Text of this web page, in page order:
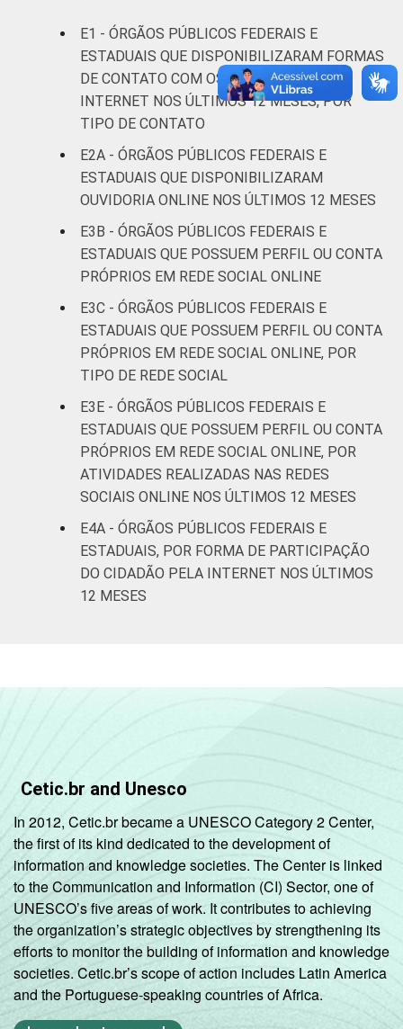
Sociedade da Informação (Cetic.br),
Pesquisa sobre o uso das tecnologias de
informação e comunicação no setor público
brasileiro – TIC Governo Eletrônico 2021.
E1 - ÓRGÃOS PÚBLICOS FEDERAIS E
ESTADUAIS QUE DISPONIBILIZARAM FORMAS
DE CONTATO COM OS CIDADÃOS PELA
INTERNET NOS ÚLTIMOS 12 MESES, POR
TIPO DE CONTATO
E2A - ÓRGÃOS PÚBLICOS FEDERAIS E
ESTADUAIS QUE DISPONIBILIZARAM
OUVIDORIA ONLINE NOS ÚLTIMOS 12 MESES
E3B - ÓRGÃOS PÚBLICOS FEDERAIS E
ESTADUAIS QUE POSSUEM PERFIL OU CONTA
PRÓPRIOS EM REDE SOCIAL ONLINE
E3C - ÓRGÃOS PÚBLICOS FEDERAIS E
ESTADUAIS QUE POSSUEM PERFIL OU CONTA
PRÓPRIOS EM REDE SOCIAL ONLINE, POR
TIPO DE REDE SOCIAL
E3E - ÓRGÃOS PÚBLICOS FEDERAIS E
ESTADUAIS QUE POSSUEM PERFIL OU CONTA
PRÓPRIOS EM REDE SOCIAL ONLINE, POR
ATIVIDADES REALIZADAS NAS REDES
SOCIAIS ONLINE NOS ÚLTIMOS 12 MESES
E4A - ÓRGÃOS PÚBLICOS FEDERAIS E
ESTADUAIS, POR FORMA DE PARTICIPAÇÃO
DO CIDADÃO PELA INTERNET NOS ÚLTIMOS
12 MESES
Cetic.br and Unesco
In 2012, Cetic.br became a UNESCO Category 2 Center,
the first of its kind dedicated to the development of
information and knowledge societies. The Center is linked
to the Communication and Information (CI) Sector, one of
UNESCO’s five areas of work. It contributes to achieving
the organization’s strategic objectives by strengthening its
efforts to monitor the building of information and knowledge
societies. Cetic.br’s scope of action includes Latin America
and the Portuguese-speaking countries of Africa.